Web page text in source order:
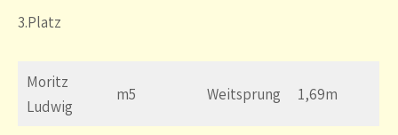
3.Platz
Moritz
Ludwig
m5 Weitsprung 1,69m